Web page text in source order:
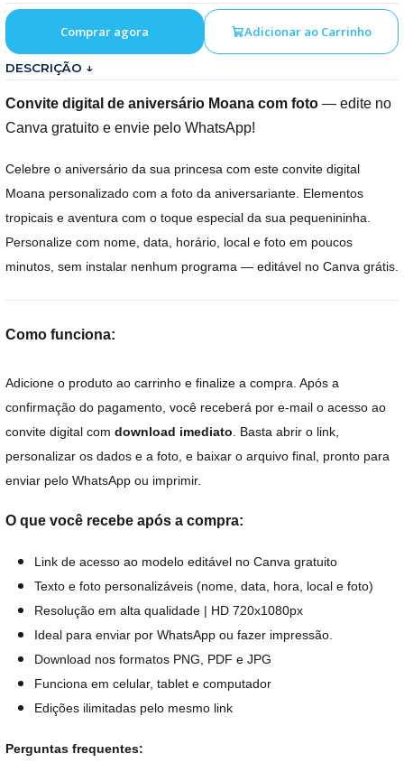
Adicionar ao Carrinho
Comprar agora
DESCRIÇÃO ↓
Convite digital de aniversário Moana com foto — edite no
Canva gratuito e envie pelo WhatsApp!
Celebre o aniversário da sua princesa com este convite digital
Moana personalizado com a foto da aniversariante. Elementos
tropicais e aventura com o toque especial da sua pequenininha.
Personalize com nome, data, horário, local e foto em poucos
minutos, sem instalar nenhum programa — editável no Canva grátis.
Como funciona:
Adicione o produto ao carrinho e finalize a compra. Após a
confirmação do pagamento, você receberá por e-mail o acesso ao
convite digital com download imediato . Basta abrir o link,
personalizar os dados e a foto, e baixar o arquivo final, pronto para
enviar pelo WhatsApp ou imprimir.
O que você recebe após a compra:
Link de acesso ao modelo editável no Canva gratuito
Texto e foto personalizáveis (nome, data, hora, local e foto)
Resolução em alta qualidade | HD 720x1080px
Ideal para enviar por WhatsApp ou fazer impressão.
Download nos formatos PNG, PDF e JPG
Funciona em celular, tablet e computador
Edições ilimitadas pelo mesmo link
Perguntas frequentes: